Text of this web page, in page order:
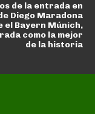
de la entrada en
Diego Maradona
el Bayern Múnich,
como la mejor
de la historia